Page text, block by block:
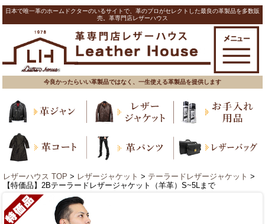
日本で唯一革のホームドクターのいるサイトで、革のプロがセレクトした最良の革製品を多数販
売。革専門店レザーハウス
今良かったらいい革製品ではなく、一生使える革製品を提供します
レザーハウス TOP > レザージャケット > テーラードレザージャケット >
【特価品】2Bテーラードレザージャケット（羊革）S~5Lまで